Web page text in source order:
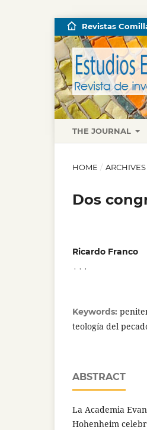
THE JOURNAL
Revistas
HOME / ARCHIVES
Dos
Ricardo Franco
Keywords:
teología del
ABSTRACT
La Academia
Hohenheim